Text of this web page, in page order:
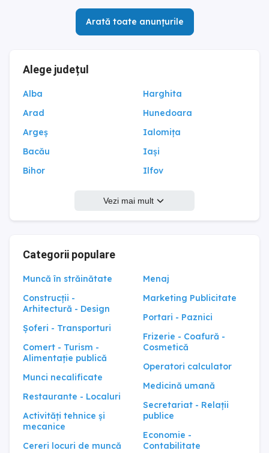
Arată toate anunțurile
Alege județul
Alba
Arad
Argeș
Bacău
Bihor
Caraș-Severin
Călărași
Cluj
Constanța
Covasna
Dâmbovița
Dolj
Galați
Harghita
Hunedoara
Ialomița
Iași
Ilfov
Prahova
Satu Mare
Sibiu
Suceava
Teleorman
Timiș
Tulcea
Vaslui
Vezi mai mult
Categorii populare
Muncă în străinătate
Construcții -
Arhitectură - Design
Șoferi - Transporturi
Comert - Turism -
Alimentație publică
Munci necalificate
Restaurante - Localuri
Activități tehnice și
mecanice
Cereri locuri de muncă
Menaj
Marketing Publicitate
Portari - Paznici
Frizerie - Coafură -
Cosmetică
Operatori calculator
Medicină umană
Secretariat - Relații
publice
Economie -
Contabilitate